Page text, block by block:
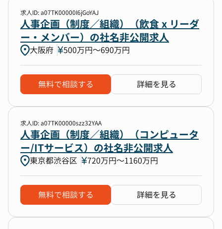
求人ID: a07TK00000I6jGoYAJ
人事企画（制度／組織）（飲食 x リーダ
ー・メンバー）の社名非公開求人
大阪府 500万円〜690万円
無料で相談する 詳細を見る
求人ID: a07TK00000szz32YAA
人事企画（制度／組織）（コンピュータ
ー/ITサービス）の社名非公開求人
東京都渋谷区 720万円〜1160万円
無料で相談する 詳細を見る